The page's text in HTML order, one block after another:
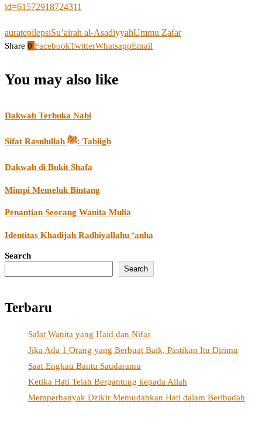
id=61572918724311
auratepilepsiSu’airah al-AsadiyyahUmmu Zafar
Share 0 FacebookTwitterWhatsappEmail
You may also like
Dakwah Terbuka Nabi
Sifat Rasulullah ﷺ: Tabligh
Dakwah di Bukit Shafa
Mimpi Memeluk Bintang
Penantian Seorang Wanita Mulia
Identitas Khadijah Radhiyallahu ‘anha
Search
Search
Terbaru
Salat Wanita yang Haid dan Nifas
Jika Ada 1 Orang yang Berbuat Baik, Pastikan Itu Dirimu
Saat Engkau Bantu Saudaramu
Ketika Hati Telah Bergantung kepada Allah
Memperbanyak Dzikir Memudahkan Hati dalam Beribadah